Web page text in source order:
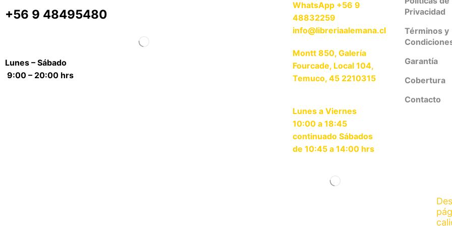
+56 9 48495480
Lunes – Sábado
9:00 – 20:00 hrs
WhatsApp +56 9
48832259
info@libreriaalemana.cl
Montt 850, Galería
Fourcade, Local 104,
Temuco, 45 2210315
Lunes a Viernes
10:00 a 18:45
continuado Sábados
de 10:45 a 14:00 hrs
Privacidad
Términos y
Garantía
Cobertura
Contacto